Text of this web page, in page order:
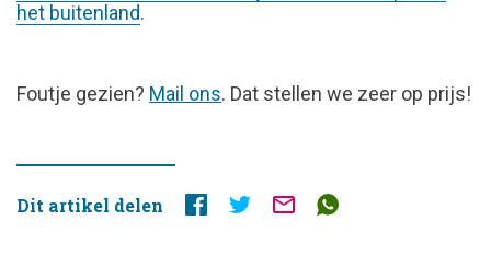
het buitenland.
FOUTJE
Foutje gezien? Mail ons. Dat stellen we zeer op prijs!
Dit artikel delen